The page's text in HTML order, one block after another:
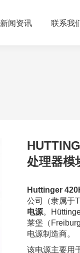
新闻资讯 联系我
处理器模
Huttinger
公司（隶属于
电源。
莱堡（
电源制造商。
该电源主要用